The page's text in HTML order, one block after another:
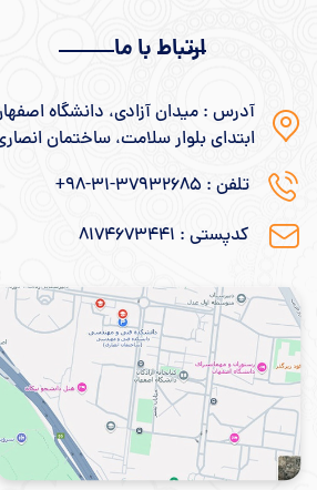
ارتباط با ما
آدرس : میدان آزادی، دانشگاه
ابتدای بلوار سلامت، ساختمان
تلفن : 37932685-31-98+
کدپستی : ۸۱۷۴۶۷۳۴۴۱